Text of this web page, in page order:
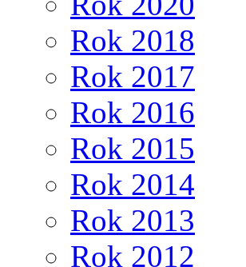
Rok 2018
Rok 2017
Rok 2016
Rok 2015
Rok 2014
Rok 2013
Rok 2012